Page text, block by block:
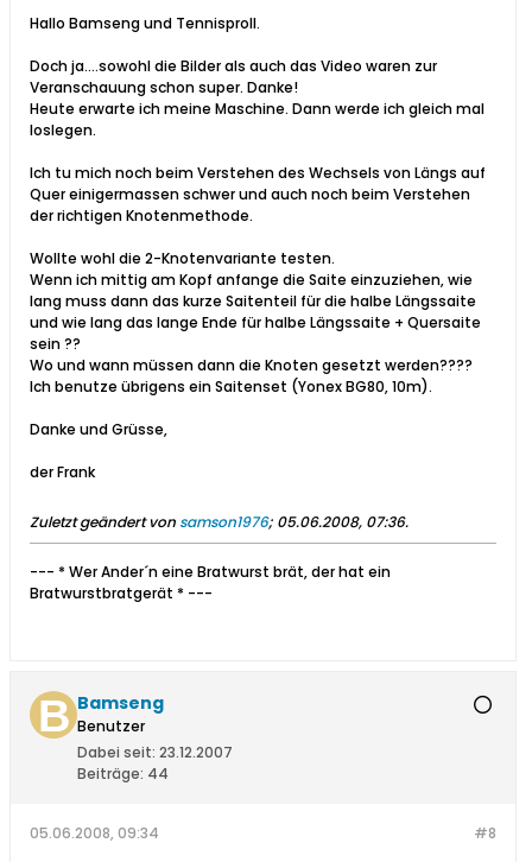
Hallo Bamseng und Tennisproll.
Doch ja....sowohl die Bilder als auch das Video waren zur
Veranschauung schon super. Danke!
Heute erwarte ich meine Maschine. Dann werde ich gleich mal
loslegen.
Ich tu mich noch beim Verstehen des Wechsels von Längs auf
Quer einigermassen schwer und auch noch beim Verstehen
der richtigen Knotenmethode.
Wollte wohl die 2-Knotenvariante testen.
Wenn ich mittig am Kopf anfange die Saite einzuziehen, wie
lang muss dann das kurze Saitenteil für die halbe Längssaite
und wie lang das lange Ende für halbe Längssaite + Quersaite
sein ??
Wo und wann müssen dann die Knoten gesetzt werden????
Ich benutze übrigens ein Saitenset (Yonex BG80, 10m).
Danke und Grüsse,
der Frank
Zuletzt geändert von samson1976; 05.06.2008, 07:36.
--- * Wer Ander´n eine Bratwurst brät, der hat ein
Bratwurstbratgerät * ---
Bamseng
Benutzer
Dabei seit: 23.12.2007
Beiträge: 44
#8
05.06.2008, 09:34